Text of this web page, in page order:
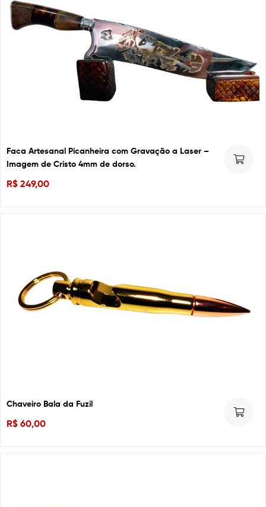
Faca Artesanal Picanheira com Gravação a Laser –
Imagem de Cristo 4mm de dorso.
R$ 249,00
Chaveiro Bala da Fuzil
R$ 60,00